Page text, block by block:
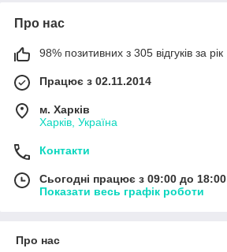
Про нас
98% позитивних з 305 відгуків за рік
Працює з 02.11.2014
м. Харків
Харків, Україна
Контакти
Сьогодні працює з 09:00 до 18:00
Показати весь графік роботи
Про нас